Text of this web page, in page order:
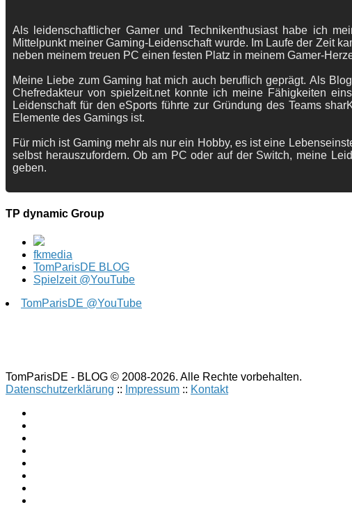
Als leidenschaftlicher Gamer und Technikenthusiast habe ich
Mittelpunkt meiner Gaming-Leidenschaft wurde. Im Laufe der Zeit
neben meinem treuen PC einen festen Platz in meinem Gamer-
Meine Liebe zum Gaming hat mich auch beruflich geprägt. Als
Chefredakteur von spielzeit.net konnte ich meine Fähigkeiten
Leidenschaft für den eSports führte zur Gründung des Teams
Elemente des Gamings ist.
Für mich ist Gaming mehr als nur ein Hobby, es ist eine
selbst herauszufordern. Ob am PC oder auf der Switch, meine
geben.
TP dynamic Group
fkmedia
TomParisDE BLOG
Spielzeit @YouTube
TomParisDE @YouTube
TomParisDE - BLOG © 2008-2026. Alle Rechte vorbehalten.
Datenschutzerklärung :: Impressum :: Kontakt